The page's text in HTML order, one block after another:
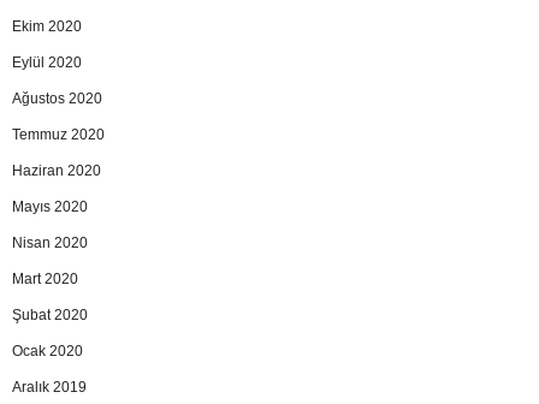
Ekim 2020
Eylül 2020
Ağustos 2020
Temmuz 2020
Haziran 2020
Mayıs 2020
Nisan 2020
Mart 2020
Şubat 2020
Ocak 2020
Aralık 2019